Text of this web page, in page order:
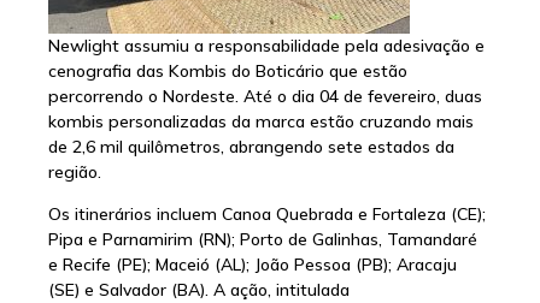
Newlight assumiu a responsabilidade pela adesivação e
cenografia das Kombis do Boticário que estão
percorrendo o Nordeste. Até o dia 04 de fevereiro, duas
kombis personalizadas da marca estão cruzando mais
de 2,6 mil quilômetros, abrangendo sete estados da
região.
Os itinerários incluem Canoa Quebrada e Fortaleza (CE);
Pipa e Parnamirim (RN); Porto de Galinhas, Tamandaré
e Recife (PE); Maceió (AL); João Pessoa (PB); Aracaju
(SE) e Salvador (BA). A ação, intitulada